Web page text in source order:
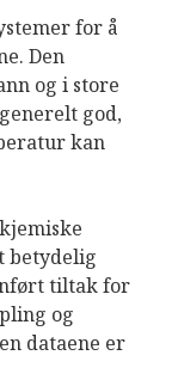
for å
Den
og i store
god,
kan
betydelig
tiltak for
og
dataene er